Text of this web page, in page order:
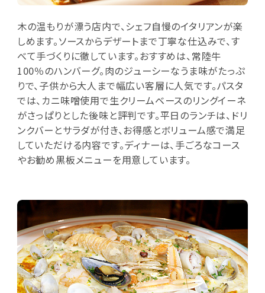
木の温もりが漂う店内で、シェフ自慢のイタリアンが楽
しめます。ソースからデザートまで丁寧な仕込みで、す
べて手づくりに徹しています。おすすめは、常陸牛
100％のハンバーグ。肉のジューシーなうま味がたっぷ
りで、子供から大人まで幅広い客層に人気です。パスタ
では、カニ味噌使用で生クリームベースのリングイーネ
がさっぱりとした後味と評判です。平日のランチは、ドリ
ンクバーとサラダが付き、お得感とボリューム感で満足
していただける内容です。ディナーは、手ごろなコース
やお勧め黒板メニューを用意しています。